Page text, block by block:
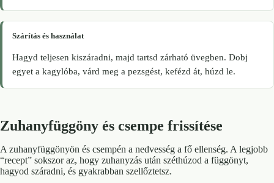
Szárítás és használat
Hagyd teljesen kiszáradni, majd tartsd zárható üvegben. Dobj
egyet a kagylóba, várd meg a pezsgést, kefézd át, húzd le.
Zuhanyfüggöny és csempe frissítése
A zuhanyfüggönyön és csempén a nedvesség a fő ellenség. A legjobb
“recept” sokszor az, hogy zuhanyzás után széthúzod a függönyt,
hagyod száradni, és gyakrabban szellőztetsz.